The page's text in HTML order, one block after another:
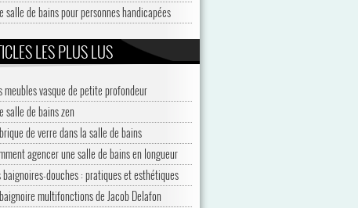
salle de bains pour personnes handicapées
LES PLUS LUS
meubles vasque de petite profondeur
salle de bains zen
de verre dans la salle de bains
agencer une salle de bains en longueur
baignoires-douches : pratiques et esthétiques
multifonctions de Jacob Delafon